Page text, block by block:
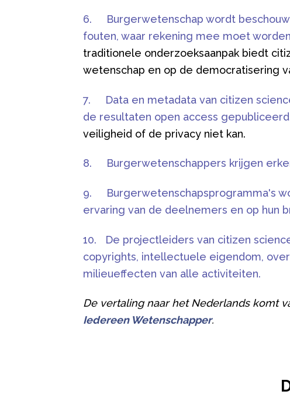
6. Burgerwetenschap wordt
fouten, waar rekening mee moet
traditionele onderzoeksaanpak biedt
wetenschap en op de democratisering
7. Data en metadata van citizen
de resultaten open access
veiligheid of de privacy niet kan.
8. Burgerwetenschappers krijgen
9. Burgerwetenschapsprogramma's
ervaring van de deelnemers en op hun
10. De projectleiders van citizen
copyrights, intellectuele eigendom,
milieueffecten van alle activiteiten.
De vertaling naar het Nederlands komt
Iedereen Wetenschapper.